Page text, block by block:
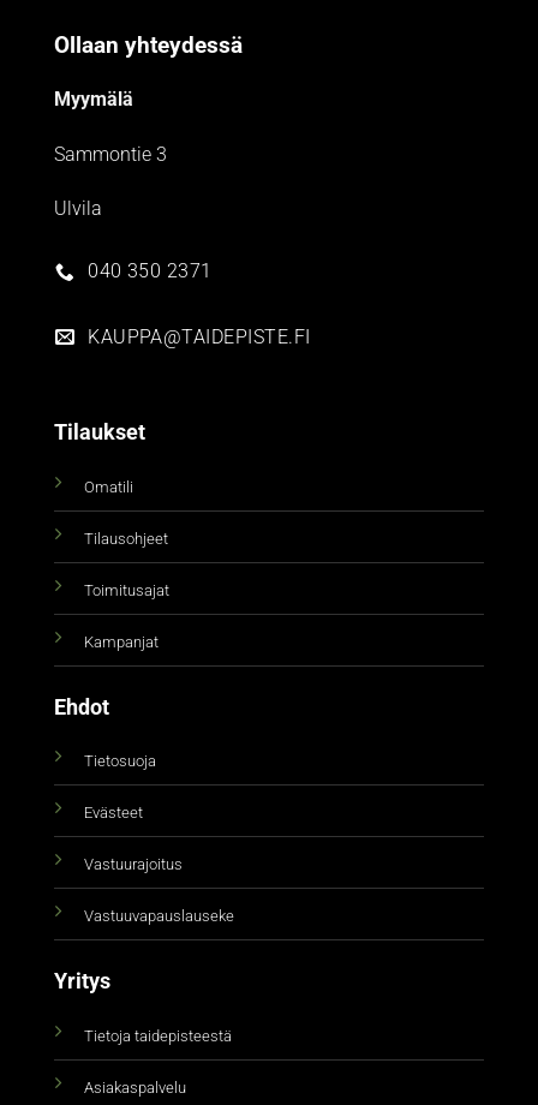
Ollaan yhteydessä
Myymälä
Sammontie 3
Ulvila
040 350 2371
KAUPPA@TAIDEPISTE.FI
Tilaukset
Omatili
Tilausohjeet
Toimitusajat
Kampanjat
Ehdot
Tietosuoja
Evästeet
Vastuurajoitus
Vastuuvapauslauseke
Yritys
Tietoja taidepisteestä
Asiakaspalvelu